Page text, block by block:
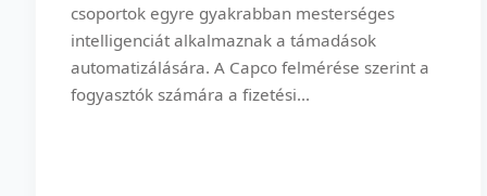
csoportok egyre gyakrabban mesterséges
intelligenciát alkalmaznak a támadások
automatizálására. A Capco felmérése szerint a
fogyasztók számára a fizetési...